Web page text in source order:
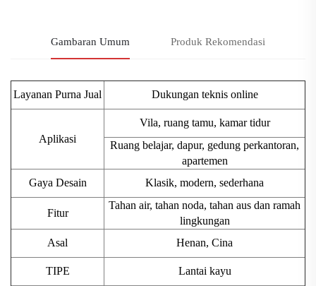
Gambaran Umum Produk Rekomendasi
Layanan Purna Jual Dukungan teknis online
Aplikasi
Vila, ruang tamu, kamar tidur
Ruang belajar, dapur, gedung perkantoran,
apartemen
Gaya Desain
Klasik, modern, sederhana
Fitur
Tahan air, tahan noda, tahan aus dan ramah
lingkungan
Asal
Henan, Cina
TIPE Lantai kayu